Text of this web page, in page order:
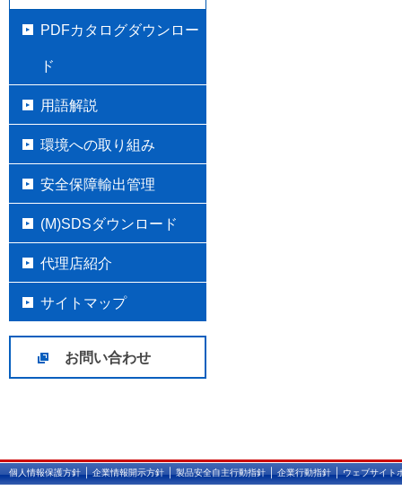
PDFカタログダウンロー
ド
用語解説
環境への取り組み
安全保障輸出管理
(M)SDSダウンロード
代理店紹介
サイトマップ
お問い合わせ
個人情報保護方針｜企業情報開示方針｜製品安全自主行動指針｜企業行動指針｜ウェブサイト